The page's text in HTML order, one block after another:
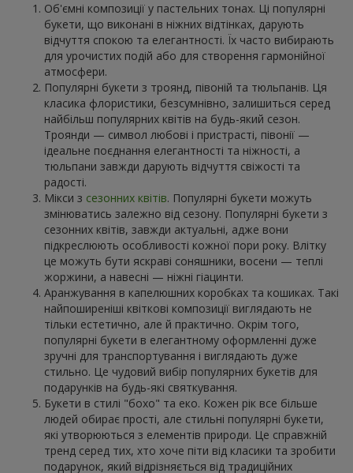
Об'ємні композиції у пастельних тонах. Ці популярні
букети, що виконані в ніжних відтінках, дарують
відчуття спокою та елегантності. Їх часто вибирають
для урочистих подій або для створення гармонійної
атмосфери.
Популярні букети з троянд, півоній та тюльпанів. Ця
класика флористики, безсумнівно, залишиться серед
найбільш популярних квітів на будь-який сезон.
Троянди — символ любові і пристрасті, півонії —
ідеальне поєднання елегантності та ніжності, а
тюльпани завжди дарують відчуття свіжості та
радості.
Мікси з сезонних квітів. Популярні букети можуть
змінюватись залежно від сезону. Популярні букети з
сезонних квітів, завжди актуальні, адже вони
підкреслюють особливості кожної пори року. Влітку
це можуть бути яскраві соняшники, восени — теплі
жоржини, а навесні — ніжні гіацинти.
Аранжування в капелюшних коробках та кошиках. Такі
найпоширеніші квіткові композиції виглядають не
тільки естетично, але й практично. Окрім того,
популярні букети в елегантному оформленні дуже
зручні для транспортування і виглядають дуже
стильно. Це чудовий вибір популярних букетів для
подарунків на будь-які святкування.
Букети в стилі "бохо" та еко. Кожен рік все більше
людей обирає прості, але стильні популярні букети,
які утворюються з елементів природи. Це справжній
тренд серед тих, хто хоче піти від класики та зробити
подарунок, який відрізняється від традиційних